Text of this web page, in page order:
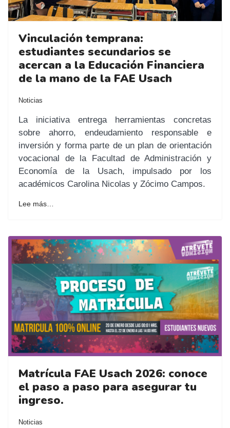
Vinculación temprana:
estudiantes secundarios se
acercan a la Educación Financiera
de la mano de la FAE Usach
Noticias
La iniciativa entrega herramientas concretas
sobre ahorro, endeudamiento responsable e
inversión y forma parte de un plan de orientación
vocacional de la Facultad de Administración y
Economía de la Usach, impulsado por los
académicos Carolina Nicolas y Zócimo Campos.
Lee más…
Matrícula FAE Usach 2026: conoce
el paso a paso para asegurar tu
ingreso.
Noticias